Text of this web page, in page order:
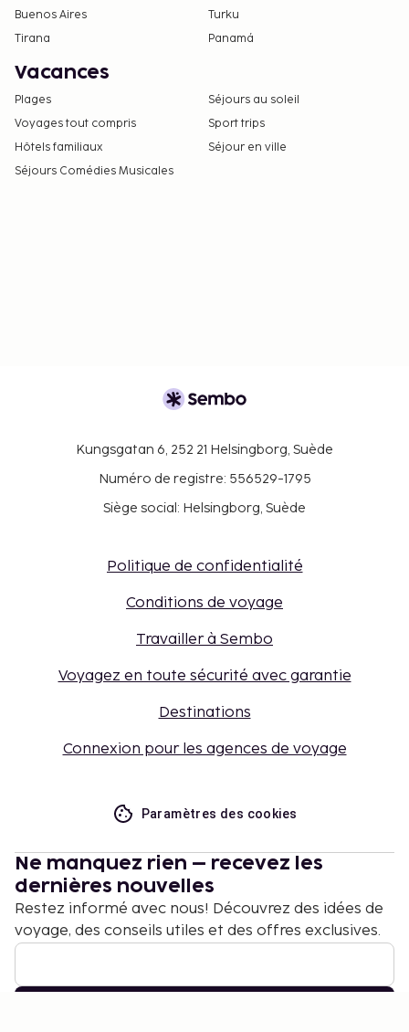
Buenos Aires
Turku
Tirana
Panamá
Vacances
Plages
Séjours au soleil
Voyages tout compris
Sport trips
Hôtels familiaux
Séjour en ville
Séjours Comédies Musicales
Kungsgatan 6, 252 21 Helsingborg, Suède
Numéro de registre: 556529-1795
Siège social: Helsingborg, Suède
Politique de confidentialité
Conditions de voyage
Travailler à Sembo
Voyagez en toute sécurité avec garantie
Destinations
Connexion pour les agences de voyage
Paramètres des cookies
Ne manquez rien – recevez les
dernières nouvelles
Restez informé avec nous! Découvrez des idées de
voyage, des conseils utiles et des offres exclusives.